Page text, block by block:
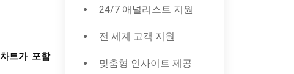
차트가 포함
24/7 애널리스트 지원
전 세계 고객 지원
맞춤형 인사이트 제공